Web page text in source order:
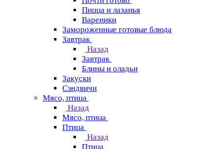
Пицца и лазанья
Вареники
Замороженные готовые блюда
Завтрак
Назад
Завтрак
Блины и оладьи
Закуски
Сэндвичи
Мясо, птица
Назад
Мясо, птица
Птица
Назад
Птица